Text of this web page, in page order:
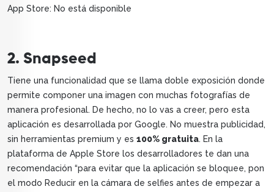
App Store: No está disponible
2. Snapseed
Tiene una funcionalidad que se llama doble exposición donde
permite componer una imagen con muchas fotografías de
manera profesional. De hecho, no lo vas a creer, pero esta
aplicación es desarrollada por Google. No muestra publicidad,
sin herramientas premium y es 100% gratuita. En la
plataforma de Apple Store los desarrolladores te dan una
recomendación “para evitar que la aplicación se bloquee, pon
el modo Reducir en la cámara de selfies antes de empezar a